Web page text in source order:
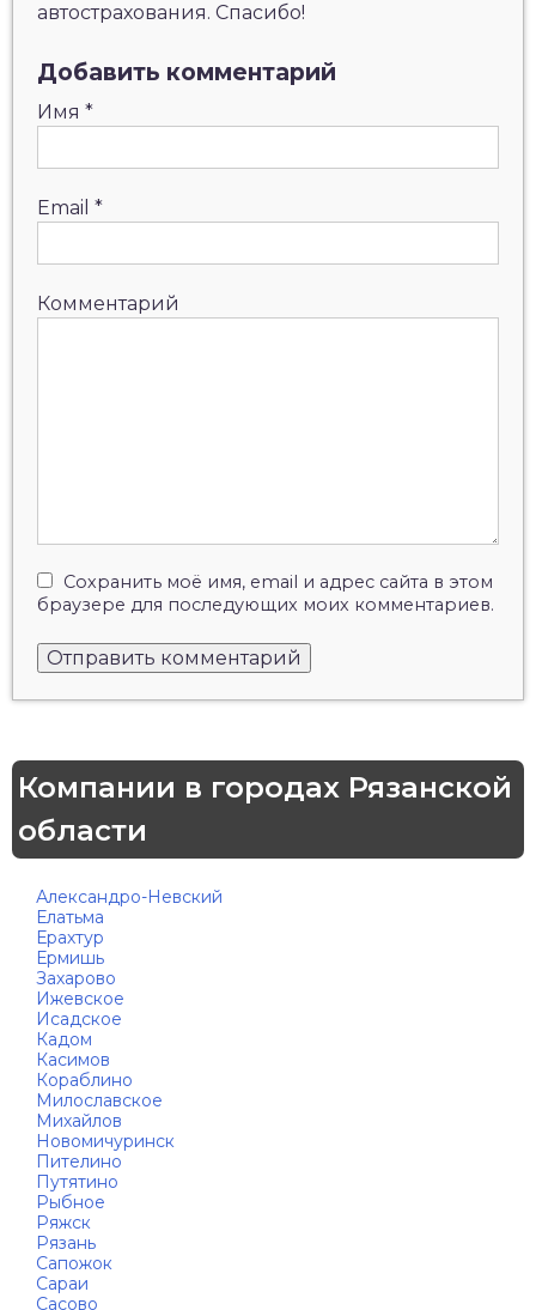
автострахования. Спасибо!
Добавить комментарий
Имя *
Email *
Комментарий
Сохранить моё имя, email и адрес сайта в этом
браузере для последующих моих комментариев.
Компании в городах Рязанской
области
Александро-Невский
Елатьма
Ерахтур
Ермишь
Захарово
Ижевское
Исадское
Кадом
Касимов
Кораблино
Милославское
Михайлов
Новомичуринск
Пителино
Путятино
Рыбное
Ряжск
Рязань
Сапожок
Сараи
Сасово